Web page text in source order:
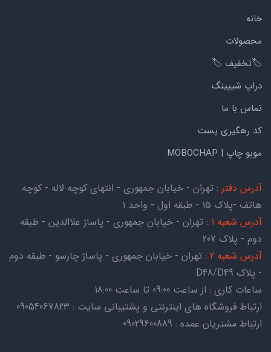
خانه
محصولات
🏷️تخفیف 🏷️
دراپ شیپینگ
تماس با ما
کد رهگیری پست
موبو چاپ | MOBOCHAP
آدرس دفتر : تهران - خیابان جمهوری - انتهای کوچه لاله - کوچه
هاتف -پلاک ۱۵ - طبقه اول - واحد ۱
آدرس شعبه 1
: تهران - خیابان جمهوری - پاساژ علاالدین - طبقه
دوم - پلاک 207
آدرس شعبه 2
: تهران - خیابان جمهوری - پاساژ چارسو - طبقه دوم
- پلاک D48/D49
ساعات کاری : از ساعت 09:00 تا ساعت 18:00
ارتباط فروشگاه های اینترنتی و پشتیبانی سایت : 09054067823
ارتباط مشتریان عمده : 09029600889